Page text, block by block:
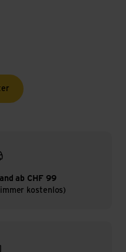
ab CHF 99
immer kostenlos)